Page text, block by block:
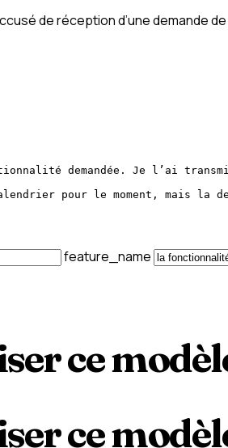
de réception d’une demande
demandée. Je l’ai
pour le moment, mais la
feature_name
ce
ce